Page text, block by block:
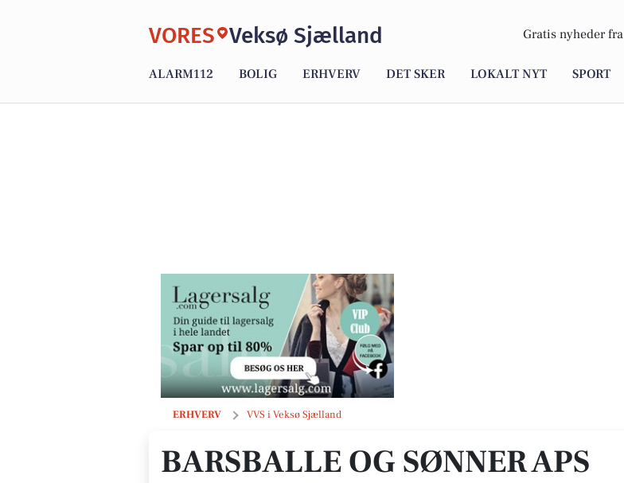
VORES Veksø Sjælland Gratis nyheder fra
ALARM112 BOLIG ERHVERV DET SKER LOKALT NYT SPORT
ERHVERV VVS i Veksø Sjælland
BARSBALLE OG SØNNER ApS
BARSBALLE OG SØNNER APS